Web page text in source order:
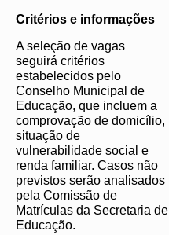
Critérios e informações
A seleção de vagas
seguirá critérios
estabelecidos pelo
Conselho Municipal de
Educação, que incluem a
comprovação de domicílio,
situação de
vulnerabilidade social e
renda familiar. Casos não
previstos serão analisados
pela Comissão de
Matrículas da Secretaria de
Educação.